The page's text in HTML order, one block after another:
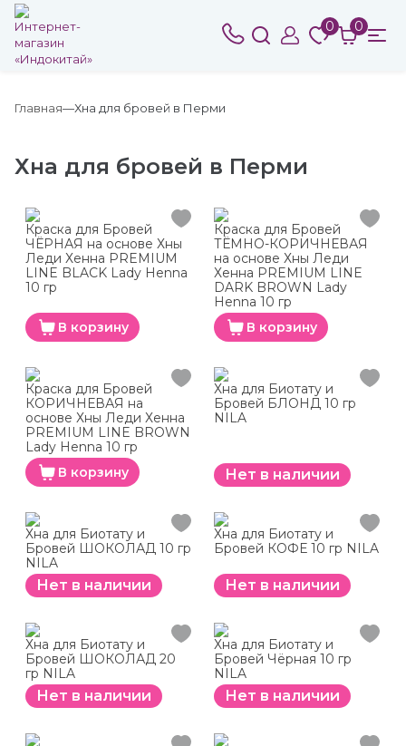
0 0
Главная Хна для бровей в Перми
Хна для бровей в Перми
Краска для Бровей
ЧЁРНАЯ на основе Хны
Леди Хенна PREMIUM
LINE BLACK Lady Henna
10 гр
В корзину
Краска для Бровей
ТЁМНО-КОРИЧНЕВАЯ
на основе Хны Леди
Хенна PREMIUM LINE
DARK BROWN Lady
Henna 10 гр
В корзину
Краска для Бровей
КОРИЧНЕВАЯ на
основе Хны Леди Хенна
PREMIUM LINE BROWN
Lady Henna 10 гр
В корзину
Хна для Биотату и
Бровей БЛОНД 10 гр
NILA
Нет в наличии
Хна для Биотату и
Бровей ШОКОЛАД 10 гр
NILA
Нет в наличии
Хна для Биотату и
Бровей КОФЕ 10 гр NILA
Нет в наличии
Хна для Биотату и
Бровей ШОКОЛАД 20
гр NILA
Нет в наличии
Хна для Биотату и
Бровей Чёрная 10 гр
NILA
Нет в наличии